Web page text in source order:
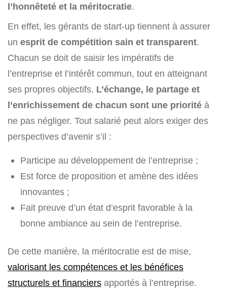
l’honnêteté et la méritocratie.
En effet, les gérants de start-up tiennent à assurer
un esprit de compétition sain et transparent.
Chacun se doit de saisir les impératifs de
l’entreprise et l’intérêt commun, tout en atteignant
ses propres objectifs. L’échange, le partage et
l’enrichissement de chacun sont une priorité à
ne pas négliger. Tout salarié peut alors exiger des
perspectives d’avenir s’il :
Participe au développement de l’entreprise ;
Est force de proposition et amène des idées
innovantes ;
Fait preuve d’un état d’esprit favorable à la
bonne ambiance au sein de l’entreprise.
De cette manière, la méritocratie est de mise,
valorisant les compétences et les bénéfices
structurels et financiers apportés à l’entreprise.